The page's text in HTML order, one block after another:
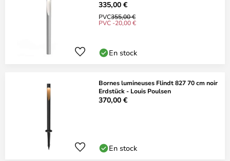
Aluminium
335,00 €
PVC355,00 €
PVC -20,00 €
En stock
Bornes lumineuses Flindt 827 70 cm noir
Erdstück - Louis Poulsen
370,00 €
En stock